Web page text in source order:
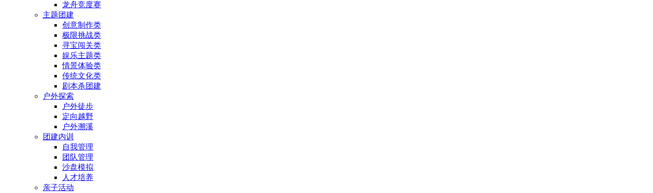
龙舟竞度赛
主题团建
创意制作类
极限挑战类
寻宝闯关类
娱乐主题类
情景体验类
传统文化类
剧本杀团建
户外探索
户外徒步
定向越野
户外溯溪
团建内训
自我管理
团队管理
沙盘模拟
人才培养
亲子活动